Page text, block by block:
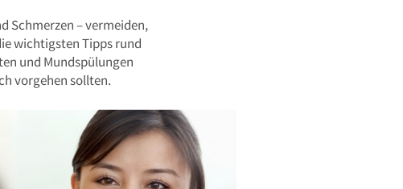
Schmerzen – vermeiden,
wichtigsten Tipps rund
und Mundspülungen
vorgehen sollten.